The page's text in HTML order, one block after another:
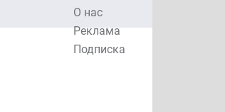
О нас
Реклама
Подписка